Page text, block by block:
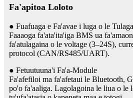
Fa'apitoa Loloto
● Fuafuaga e Fa'avae i luga o le Tulaga
Faaaoga fa'ata'ita'iga BMS ua
fa'atulagaina o le voltage (3–24S),
protocol (CAN/RS485/UART).
● Fetuutuuna'i Fa'a-Module
Fa'afefiloi ma fa'afetaui le Bluetooth,
po'o fa'aaliga. Lagolagoina le liua o le